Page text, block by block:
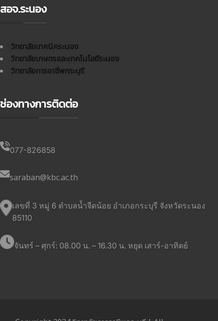
สอจ.ระนอง
วิทยาลัยเทคนิคระนอง
วิทยาลัยเกษตรและเทคโนโลยีระนอง
วิทยาลัยการอาชีพกระบุรี
ช่องทางการติดต่อ
077-826858
saraban@kbc.ac.th
เลขที่ 3 หมู่ 6 ตำบลน้ำจืดน้อย อำเภอกระบุรี จังหวัดระนอง
85110
จันทร์ – ศุกร์: 08.00 น. – 16.30 น. หยุด เสาร์-อาทิตย์